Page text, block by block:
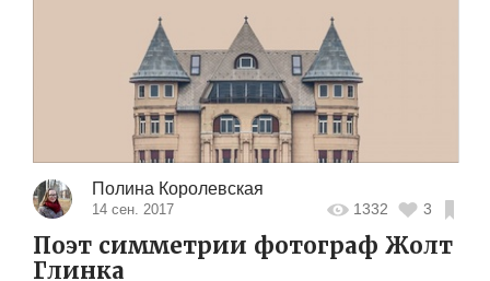
Полина Королевская
14 сен. 2017 1332 3
Поэт симметрии фотограф Жолт
Глинка